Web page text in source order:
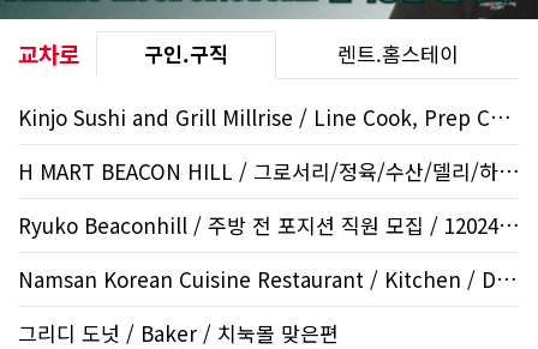
교차로 구인.구직 렌트.홈스테이
Kinjo Sushi and Grill Millrise / Line Cook, Prep Cook /..
H MART BEACON HILL / 그로서리/정육/수산/델리/하우스..
Ryuko Beaconhill / 주방 전 포지션 직원 모집 / 12024 S..
Namsan Korean Cuisine Restaurant / Kitchen / Downtown
그리디 도넛 / Baker / 치눅몰 맞은편